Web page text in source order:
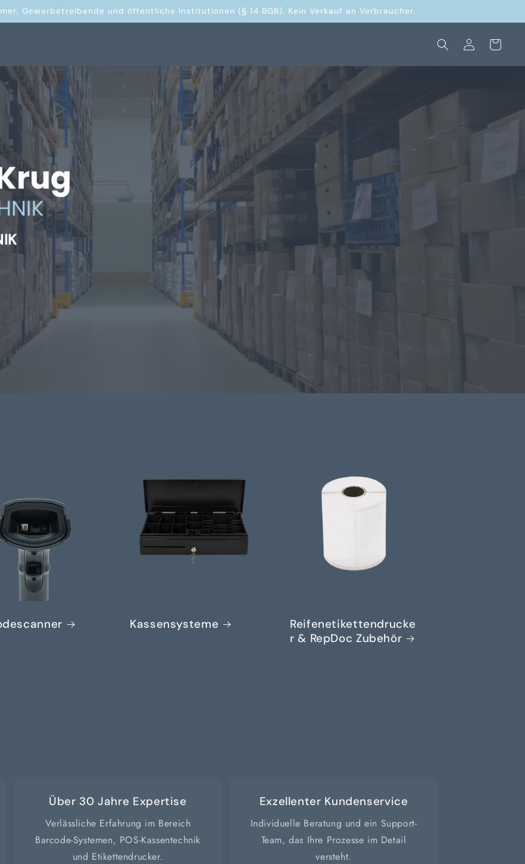
Gewerbetreibende und öffentliche Institutionen (§ 14 BGB). Kein Verkauf an Verbraucher.
EinloggenWarenkorb
Kassensysteme
Reifenetikettendrucke
r & RepDoc Zubehör
Über 30 Jahre Expertise
Verlässliche Erfahrung im Bereich
Barcode-Systemen, POS-Kassentechnik
und Etikettendrucker.
Exzellenter Kundenservice
Individuelle Beratung und ein Support-
Team, das Ihre Prozesse im Detail
versteht.